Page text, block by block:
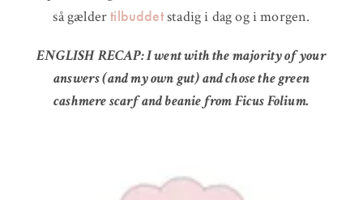
så gældertilbuddetstadig i dag og i morgen.
ENGLISH RECAP: I went with the majority of your
answers (and my own gut) and chose the green
cashmere scarf and beanie from Ficus Folium.